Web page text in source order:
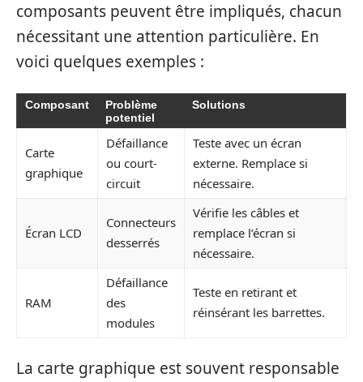
composants peuvent être impliqués, chacun
nécessitant une attention particulière. En
voici quelques exemples :
Composant
Problème
potentiel
Solutions
Carte
graphique
Défaillance
ou court-
circuit
Teste avec un écran
externe. Remplace si
nécessaire.
Écran LCD
Connecteurs
desserrés
Vérifie les câbles et
remplace l’écran si
nécessaire.
RAM
Défaillance
des
modules
Teste en retirant et
réinsérant les barrettes.
La carte graphique est souvent responsable